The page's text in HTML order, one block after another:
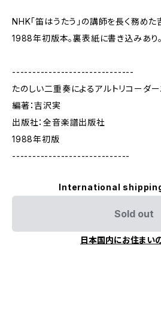
NHK「笛はうたう」の講師を長く務め
1988年初版本。裏表紙に書き込みあり。
------------------------------
たのしい二重奏によるアルトリコーダ
編著：吉沢実
出版社：全音楽譜出版社
1988年初版
-----------------------------
International
Sold out
日本国内にお住まい